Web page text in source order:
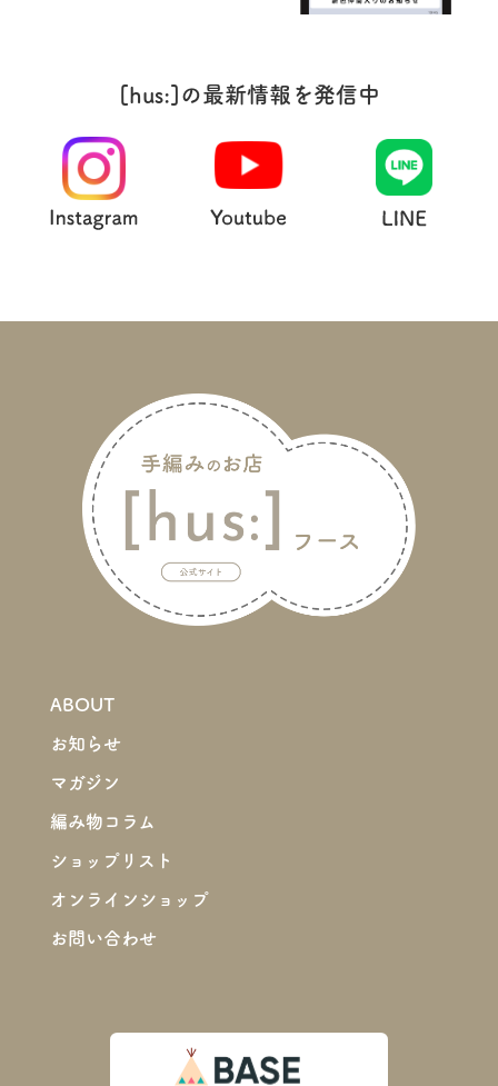
[hus:]の最新情報を発信中
ABOUT
お知らせ
マガジン
編み物コラム
ショップリスト
オンラインショップ
お問い合わせ